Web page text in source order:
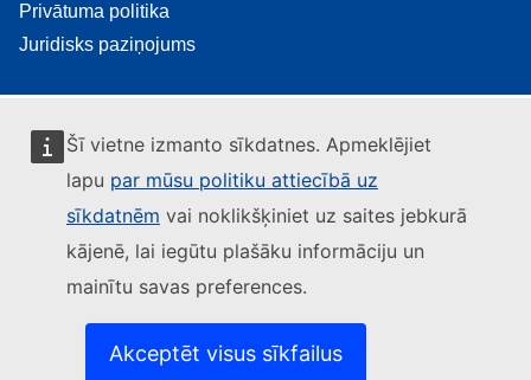
Šī vietne izmanto sīkdatnes. Apmeklējiet
lapu par mūsu politiku attiecībā uz
sīkdatnēm vai noklikšķiniet uz saites jebkurā
kājenē, lai iegūtu plašāku informāciju un
mainītu savas preferences.
Akceptēt visus sīkfailus
Privātuma politika
Juridisks paziņojums